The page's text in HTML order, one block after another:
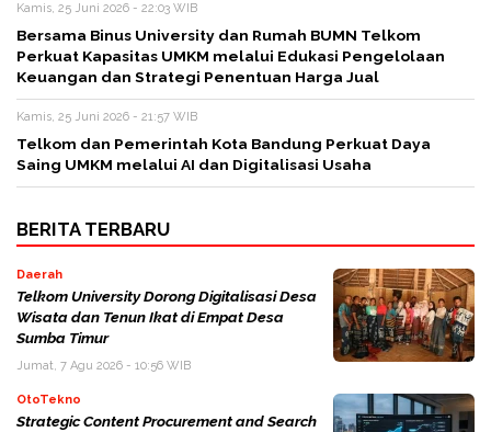
Kamis, 25 Juni 2026 - 22:03 WIB
Bersama Binus University dan Rumah BUMN Telkom
Perkuat Kapasitas UMKM melalui Edukasi Pengelolaan
Keuangan dan Strategi Penentuan Harga Jual
Kamis, 25 Juni 2026 - 21:57 WIB
Telkom dan Pemerintah Kota Bandung Perkuat Daya
Saing UMKM melalui AI dan Digitalisasi Usaha
BERITA TERBARU
Daerah
Telkom University Dorong Digitalisasi Desa
Wisata dan Tenun Ikat di Empat Desa
Sumba Timur
Jumat, 7 Agu 2026 - 10:56 WIB
OtoTekno
Strategic Content Procurement and Search